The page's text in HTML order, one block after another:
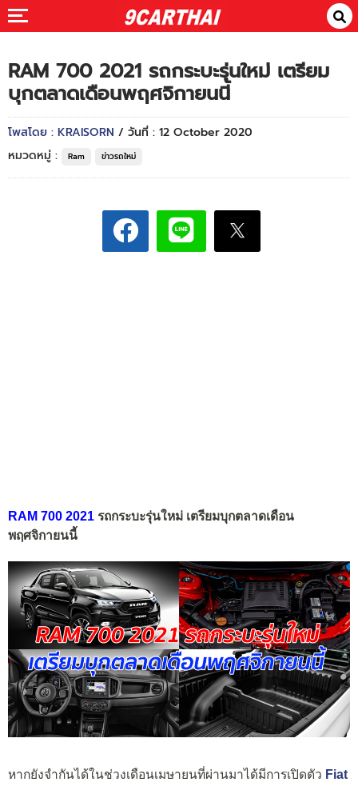
RAM 700 2021 รถกระบะรุ่นใหม่ เตรียม
บุกตลาดเดือนพฤศจิกายนนี้
โพสโดย : KRAISORN / วันที่ : 12 October 2020
หมวดหมู่ :
Ram ข่าวรถใหม่
RAM 700 2021 รถกระบะรุ่นใหม่ เตรียมบุกตลาดเดือน
พฤศจิกายนนี้
หากยังจำกันได้ในช่วงเดือนเมษายนที่ผ่านมาได้มีการเปิดตัว Fiat